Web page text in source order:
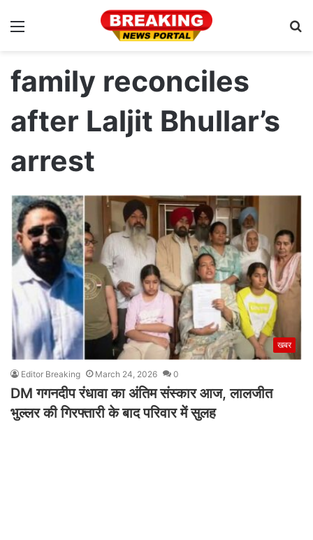
Menu
family reconciles
after Laljit Bhullar’s
arrest
खबर
Editor Breaking March 24, 2026 0
DM गगनदीप रंधावा का अंतिम संस्कार आज, लालजीत
भुल्लर की गिरफ्तारी के बाद परिवार में सुलह